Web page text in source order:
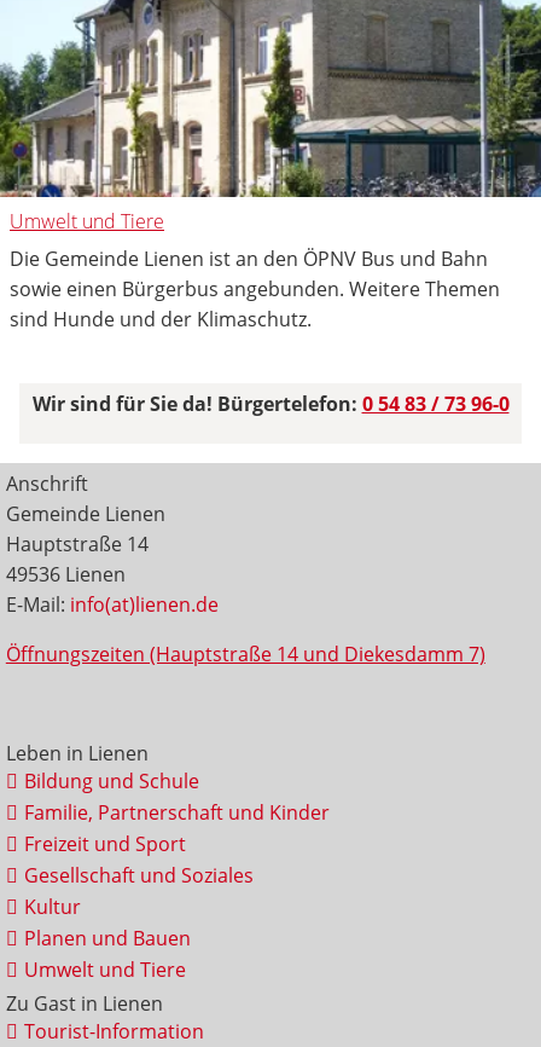
Umwelt und Tiere
Die Gemeinde Lienen ist an den ÖPNV Bus und Bahn
sowie einen Bürgerbus angebunden. Weitere Themen
sind Hunde und der Klimaschutz.
Wir sind für Sie da! Bürgertelefon: 0 54 83 / 73 96-0
Anschrift
Gemeinde Lienen
Hauptstraße 14
49536 Lienen
E-Mail: info(at)lienen.de
Öffnungszeiten (Hauptstraße 14 und Diekesdamm 7)
Leben in Lienen
Bildung und Schule
Familie, Partnerschaft und Kinder
Freizeit und Sport
Gesellschaft und Soziales
Kultur
Planen und Bauen
Umwelt und Tiere
Zu Gast in Lienen
Tourist-Information